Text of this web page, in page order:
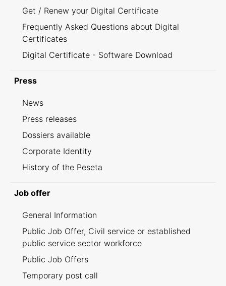
Get / Renew your Digital Certificate
Frequently Asked Questions about Digital
Certificates
Digital Certificate - Software Download
Press
News
Press releases
Dossiers available
Corporate Identity
History of the Peseta
Job offer
General Information
Public Job Offer, Civil service or established
public service sector workforce
Public Job Offers
Temporary post call